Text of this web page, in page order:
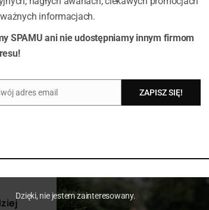
czasie.
informacjach.
SPAMU ani nie udostępniamy innym firmom
adres email ZAPISZ SIĘ!
Dzięki, nie jestem zainteresowany.